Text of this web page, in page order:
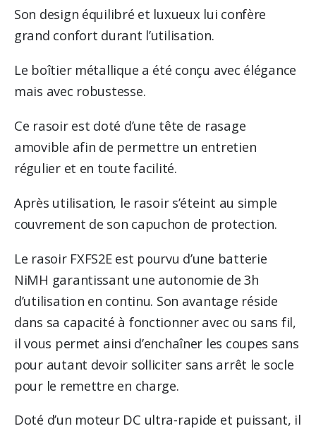
Son design équilibré et luxueux lui confère
grand confort durant l’utilisation.
Le boîtier métallique a été conçu avec élégance
mais avec robustesse.
Ce rasoir est doté d’une tête de rasage
amovible afin de permettre un entretien
régulier et en toute facilité.
Après utilisation, le rasoir s’éteint au simple
couvrement de son capuchon de protection.
Le rasoir FXFS2E est pourvu d’une batterie
NiMH garantissant une autonomie de 3h
d’utilisation en continu. Son avantage réside
dans sa capacité à fonctionner avec ou sans fil,
il vous permet ainsi d’enchaîner les coupes sans
pour autant devoir solliciter sans arrêt le socle
pour le remettre en charge.
Doté d’un moteur DC ultra-rapide et puissant, il